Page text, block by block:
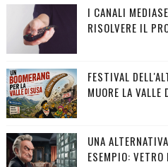
I CANALI
RISOLVERE IL
FESTIVAL
MUORE LA VALLE
UNA
ESEMPIO: